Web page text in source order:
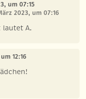
um 07:15
2023, um 07:16
A.
12:16